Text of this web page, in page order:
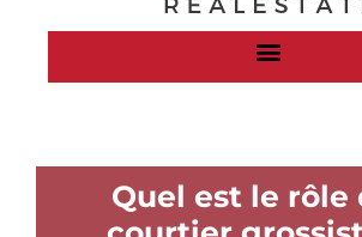
Quel est le rôle